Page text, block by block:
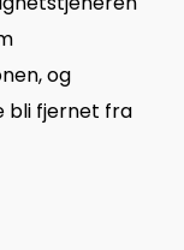
og
bli fjernet fra